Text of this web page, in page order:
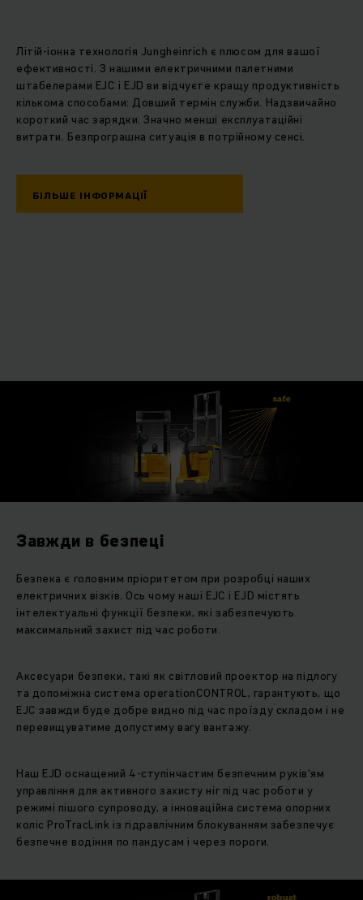
Літій-іонна технологія Jungheinrich є плюсом для вашої
ефективності. З нашими електричними палетними
штабелерами EJC і EJD ви відчуєте кращу продуктивність
кількома способами: Довший термін служби. Надзвичайно
короткий час зарядки. Значно менші експлуатаційні
витрати. Безпрограшна ситуація в потрійному сенсі.
БІЛЬШЕ ІНФОРМАЦІЇ
Завжди в безпеці
Безпека є головним пріоритетом при розробці наших
електричних візків. Ось чому наші EJC і EJD містять
інтелектуальні функції безпеки, які забезпечують
максимальний захист під час роботи.
Аксесуари безпеки, такі як світловий проектор на підлогу
та допоміжна система operationCONTROL, гарантують, що
EJC завжди буде добре видно під час проїзду складом і не
перевищуватиме допустиму вагу вантажу.
Наш EJD оснащений 4-ступінчастим безпечним руків'ям
управління для активного захисту ніг під час роботи у
режимі пішого супроводу, а інноваційна система опорних
коліс ProTracLink із гідравлічним блокуванням забезпечує
безпечне водіння по пандусам і через пороги.